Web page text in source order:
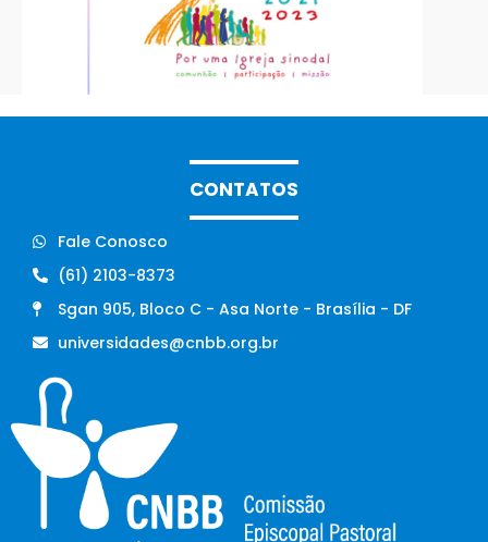
CONTATOS
Fale Conosco
(61) 2103-8373
Sgan 905, Bloco C - Asa Norte - Brasília - DF
universidades@cnbb.org.br